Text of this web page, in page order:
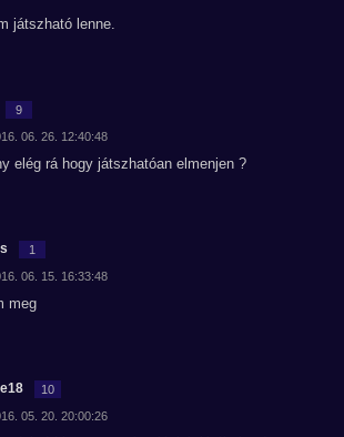
játszható lenne.
9
06. 26. 12:40:48
elég rá hogy játszhatóan elmenjen ?
1
06. 15. 16:33:48
meg
10
05. 20. 20:00:26